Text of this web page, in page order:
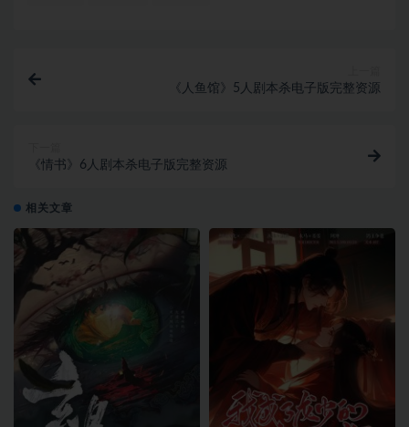
《人鱼馆》5人剧本杀电子版完整资源
《情书》6人剧本杀电子版完整资源
相关文章